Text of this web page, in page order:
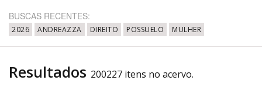
Até
BUSCAS RECENTES:
2026 ANDREAZZA DIREITO POSSUELO MULHER
Resultados 200227 itens no acervo.